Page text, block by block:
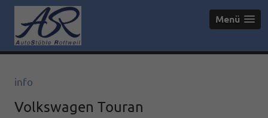
Menü
info
Volkswagen Touran